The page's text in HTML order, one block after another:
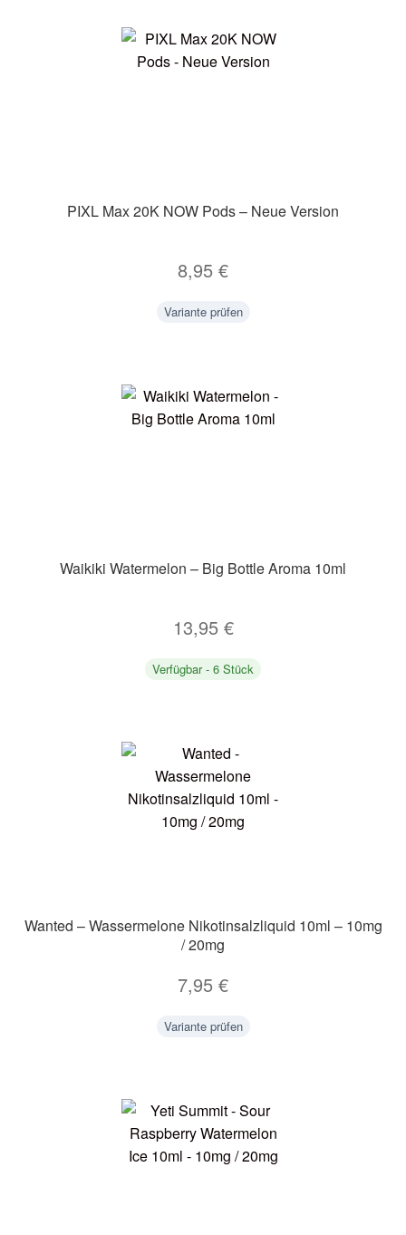
PIXL Max 20K NOW Pods – Neue Version
8,95 €
Variante prüfen
Waikiki Watermelon – Big Bottle Aroma 10ml
13,95 €
Verfügbar - 6 Stück
Wanted – Wassermelone Nikotinsalzliquid 10ml – 10mg
/ 20mg
7,95 €
Variante prüfen